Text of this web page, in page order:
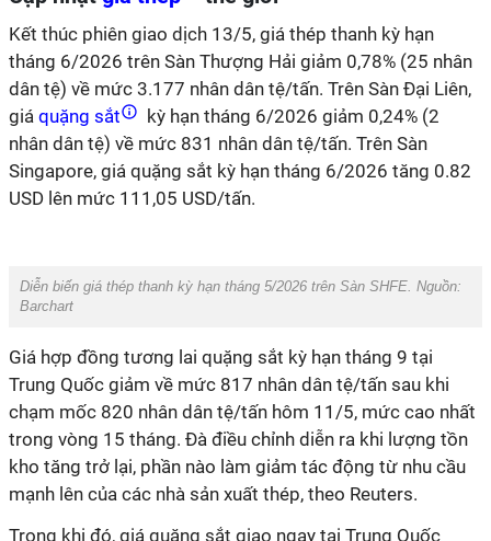
Kết thúc phiên giao dịch 13/5, giá thép thanh kỳ hạn
tháng 6/2026 trên Sàn Thượng Hải giảm 0,78% (25 nhân
dân tệ) về mức 3.177 nhân dân tệ/tấn. Trên Sàn Đại Liên,
giá quặng sắt
kỳ hạn tháng 6/2026 giảm 0,24% (2
nhân dân tệ) về mức 831 nhân dân tệ/tấn. Trên Sàn
Singapore, giá quặng sắt kỳ hạn tháng 6/2026 tăng 0.82
USD lên mức 111,05 USD/tấn.
Diễn biến giá thép thanh kỳ hạn tháng 5/2026 trên Sàn SHFE. Nguồn:
Barchart
Giá hợp đồng tương lai quặng sắt kỳ hạn tháng 9 tại
Trung Quốc giảm về mức 817 nhân dân tệ/tấn sau khi
chạm mốc 820 nhân dân tệ/tấn hôm 11/5, mức cao nhất
trong vòng 15 tháng. Đà điều chỉnh diễn ra khi lượng tồn
kho tăng trở lại, phần nào làm giảm tác động từ nhu cầu
mạnh lên của các nhà sản xuất thép, theo Reuters.
Trong khi đó, giá quặng sắt giao ngay tại Trung Quốc